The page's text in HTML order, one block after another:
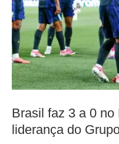
Brasil faz 3 a 0
liderança do